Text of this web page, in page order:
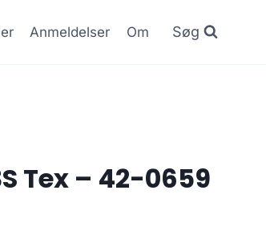
Anmeldelser Om Søg
Tex – 42-0659